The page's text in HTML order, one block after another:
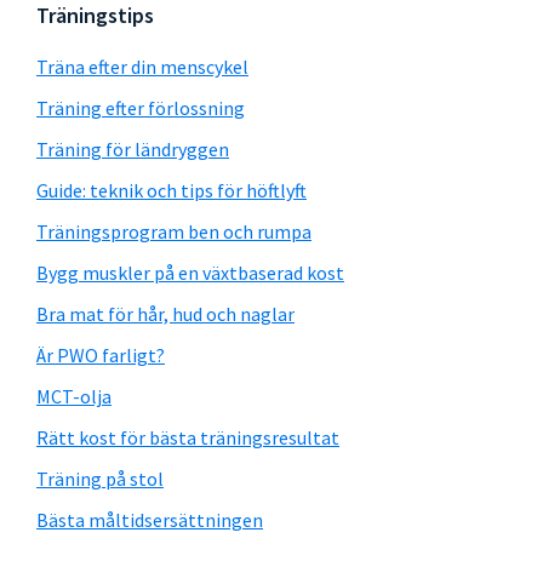
Träningstips
Träna efter din menscykel
Träning efter förlossning
Träning för ländryggen
Guide: teknik och tips för höftlyft
Träningsprogram ben och rumpa
Bygg muskler på en växtbaserad kost
Bra mat för hår, hud och naglar
Är PWO farligt?
MCT-olja
Rätt kost för bästa träningsresultat
Träning på stol
Bästa måltidsersättningen